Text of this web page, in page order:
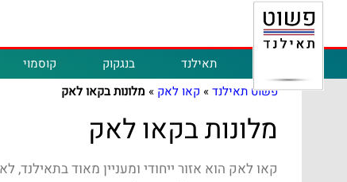
תאילנד בנגקוק קוסמוי
פשוט תאילנד» קאו לאק » מלונות בקאו לאק
מלונות בקאו לאק
קאו לאק הוא אזור ייחודי ומעניין מאוד